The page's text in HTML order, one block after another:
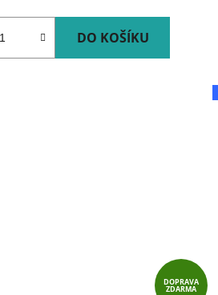
DO KOŠÍKU
DOPRAVA
ZDARMA